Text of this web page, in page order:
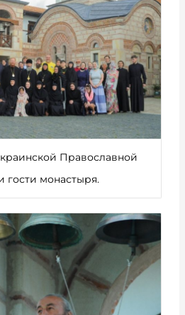
Православной
гости монастыря.